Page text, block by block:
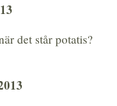
det står potatis?